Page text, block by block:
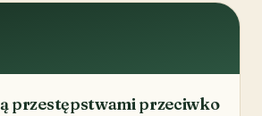
przestępstwami przeciwko